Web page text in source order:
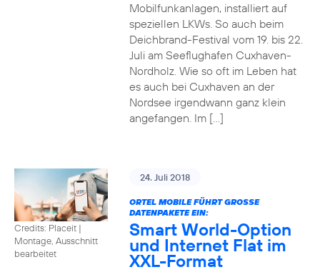
Mobilfunkanlagen, installiert auf
speziellen LKWs. So auch beim
Deichbrand-Festival vom 19. bis 22.
Juli am Seeflughafen Cuxhaven-
Nordholz. Wie so oft im Leben hat
es auch bei Cuxhaven an der
Nordsee irgendwann ganz klein
angefangen. Im […]
Credits: Placeit |
Montage, Ausschnitt
bearbeitet
24. Juli 2018
ORTEL MOBILE FÜHRT GROSSE D
ATENPAKETE EIN:
Smart World-Option
und Internet Flat im
XXL-Format